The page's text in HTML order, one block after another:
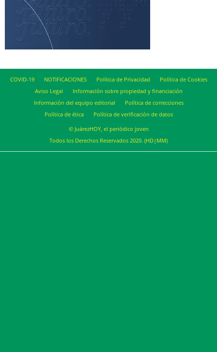
COVID-19 NOTIFICACIONES Política de Privacidad
Política de Cookies
Aviso Legal
Información sobre propiedad y financiación
Información del equipo editorial
Política de correcciones
Política de ética
Política de verificación de datos
© JuárezHOY, el periódico joven
Todos los Derechos Reservados 2020. (HD|MM)